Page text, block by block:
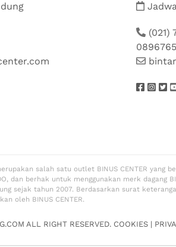
(021)
salah satu outlet BINUS CENTER yang
dan berhak untuk menggunakan merk dagang
sejak tahun 2007. Berdasarkan surat
oleh BINUS CENTER.
ALL RIGHT RESERVED. COOKIES |